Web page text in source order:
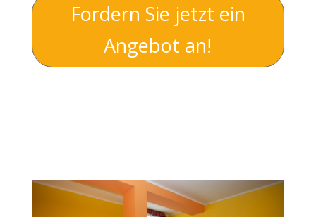
Fordern Sie jetzt ein
Angebot an!